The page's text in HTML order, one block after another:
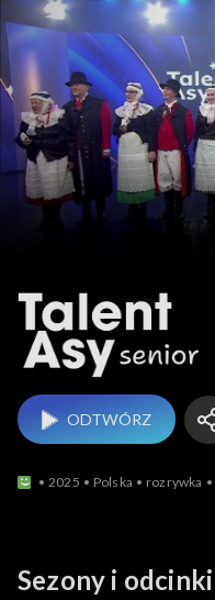
ODTWÓRZ
2025 Polska rozrywka
Sezony i odcinki